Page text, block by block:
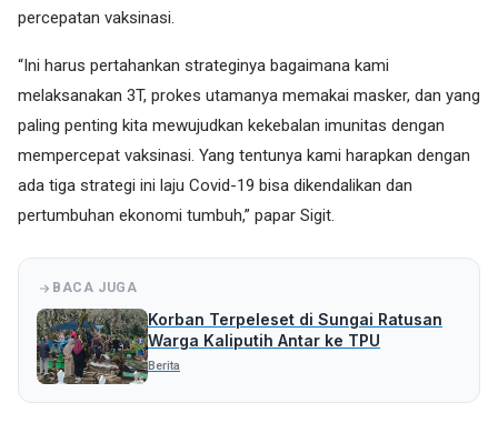
percepatan vaksinasi.
“Ini harus pertahankan strateginya bagaimana kami
melaksanakan 3T, prokes utamanya memakai masker, dan yang
paling penting kita mewujudkan kekebalan imunitas dengan
mempercepat vaksinasi. Yang tentunya kami harapkan dengan
ada tiga strategi ini laju Covid-19 bisa dikendalikan dan
pertumbuhan ekonomi tumbuh,” papar Sigit.
BACA JUGA
Korban Terpeleset di Sungai Ratusan
Warga Kaliputih Antar ke TPU
Berita